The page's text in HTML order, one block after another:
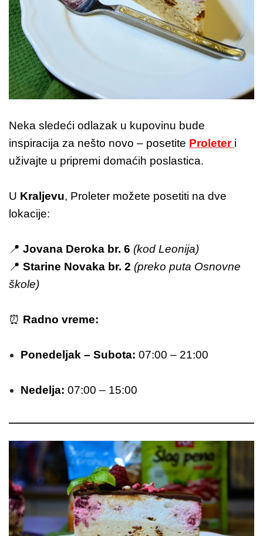
Neka sledeći odlazak u kupovinu bude
inspiracija za nešto novo – posetite Proleter i
uživajte u pripremi domaćih poslastica.
U Kraljevu, Proleter možete posetiti na dve
lokacije:
📍 Jovana Deroka br. 6 (kod Leonija)
📍 Starine Novaka br. 2 (preko puta Osnovne
škole)
⏰ Radno vreme:
Ponedeljak – Subota: 07:00 – 21:00
Nedelja: 07:00 – 15:00